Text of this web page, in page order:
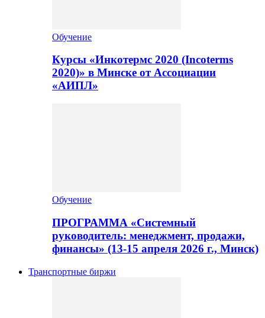
Обучение
Курсы «Инкотермс 2020 (Incoterms
2020)» в Минске от Ассоциации
«АИПЛ»
Обучение
ПРОГРАММА «Системный
руководитель: менеджмент, продажи,
финансы» (13-15 апреля 2026 г., Минск)
Транспортные биржи